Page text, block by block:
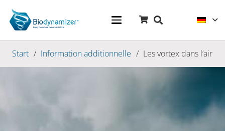
Start / Information additionnelle / Les vortex dans l’air